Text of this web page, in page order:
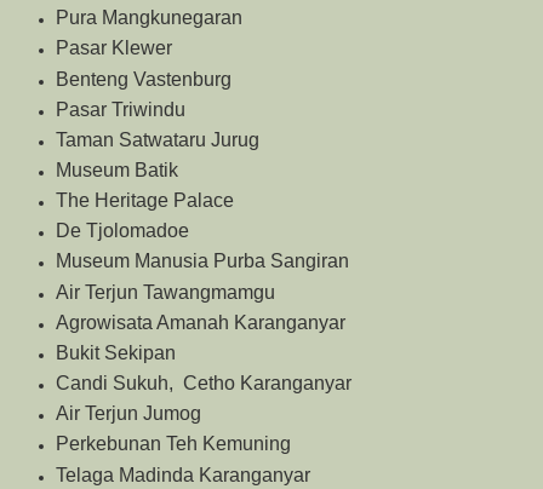
Pura Mangkunegaran
Pasar Klewer
Benteng Vastenburg
Pasar Triwindu
Taman Satwataru Jurug
Museum Batik
The Heritage Palace
De Tjolomadoe
Museum Manusia Purba Sangiran
Air Terjun Tawangmamgu
Agrowisata Amanah Karanganyar
Bukit Sekipan
Candi Sukuh, Cetho Karanganyar
Air Terjun Jumog
Perkebunan Teh Kemuning
Telaga Madinda Karanganyar